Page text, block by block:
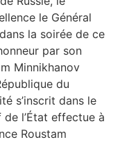
le Général
la soirée de ce
par son
Minnikhanov
du
s’inscrit dans le
l’État effectue à
Roustam